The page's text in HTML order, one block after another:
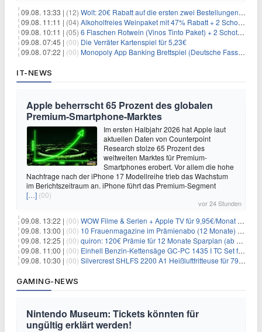
09.08. 13:33 | (12) Wolt: 20€ Rabatt auf die ersten zwei Bestellungen für Neukunden
09.08. 11:11 | (04) Alkoholfreies Weinpaket mit 47% Rabatt + 2 Schott Zwiesel Gläser GRATIS für 29,99€
09.08. 10:11 | (05) 6 Flaschen Rotwein (Vinos Tinto Paket) + 2 Schott Zwiesel Gläser für 25,99€ inkl. Versand
09.08. 07:45 | (00) Die Verräter Kartenspiel für 5,23€
09.08. 07:22 | (00) Monopoly App Banking Brettspiel (Deutsche Fassung) für 9,84€
IT-NEWS
Apple beherrscht 65 Prozent des globalen
Premium-Smartphone-Marktes
Im ersten Halbjahr 2026 hat Apple laut
aktuellen Daten von Counterpoint
Research stolze 65 Prozent des
weltweiten Marktes für Premium-
Smartphones erobert. Vor allem die hohe
Nachfrage nach der iPhone 17 Modellreihe trieb das Wachstum
im Berichtszeitraum an. iPhone führt das Premium-Segment
[…] (00)
vor 24 Stunden
09.08. 13:22 | (00) WOW Filme & Serien + Apple TV für 9,95€/Monat // Alles von WOW (Filme, Serien, Live-Sport) für 34,97€/Monat
09.08. 13:00 | (00) 10 Frauenmagazine im Prämienabo (12 Monate) mit Prämien bis zu 225€
09.08. 12:25 | (00) quiron: 120€ Prämie für 12 Monate Sparplan (ab 100€/Monat)
09.08. 11:00 | (00) Einhell Benzin-Kettensäge GC-PC 1435 I TC Set für 99,99€
09.08. 10:30 | (00) Silvercrest SHLFS 2200 A1 Heißluftfritteuse für 79,99€ – Grill & Räucherfunktion
GAMING-NEWS
Nintendo Museum: Tickets könnten für
ungültig erklärt werden!